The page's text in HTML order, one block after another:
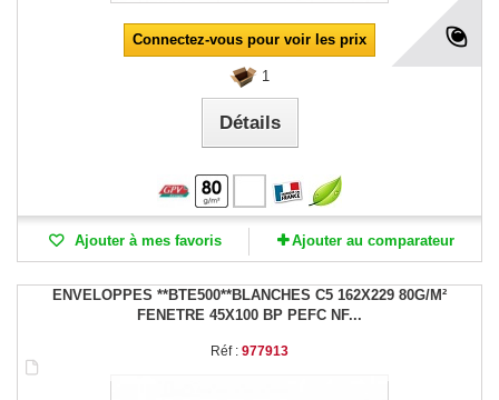
Connectez-vous pour voir les prix
1
Détails
Ajouter à mes favoris Ajouter au comparateur
ENVELOPPES **BTE500**BLANCHES C5 162X229 80G/M²
FENETRE 45X100 BP PEFC NF...
Réf : 977913